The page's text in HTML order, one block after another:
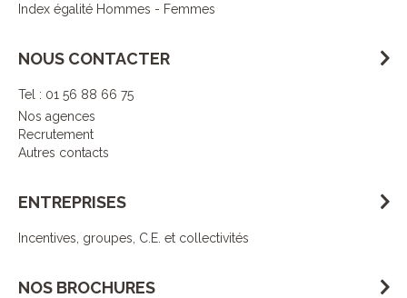
Index égalité Hommes - Femmes
NOUS CONTACTER
Tel : 01 56 88 66 75
Nos agences
Recrutement
Autres contacts
ENTREPRISES
Incentives, groupes, C.E. et collectivités
NOS BROCHURES